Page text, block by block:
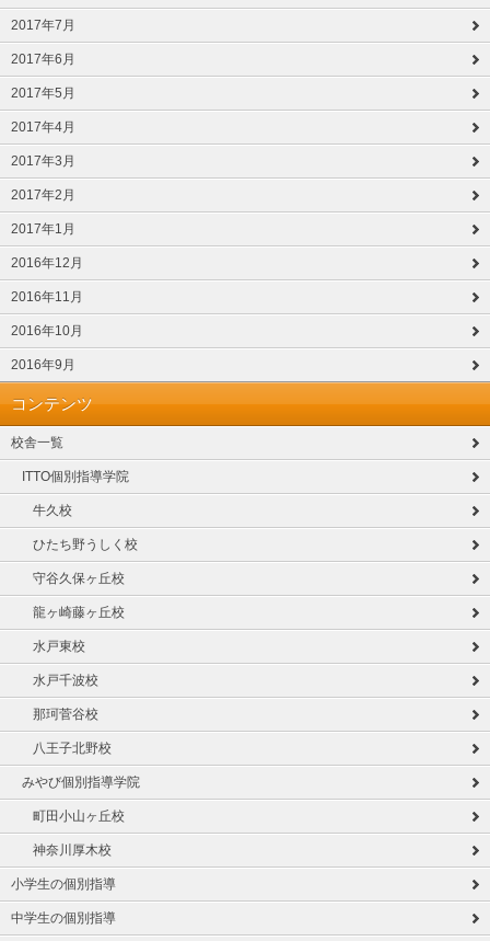
2017年7月
2017年6月
2017年5月
2017年4月
2017年3月
2017年2月
2017年1月
2016年12月
2016年11月
2016年10月
2016年9月
コンテンツ
校舎一覧
ITTO個別指導学院
牛久校
ひたち野うしく校
守谷久保ヶ丘校
龍ヶ崎藤ヶ丘校
水戸東校
水戸千波校
那珂菅谷校
八王子北野校
みやび個別指導学院
町田小山ヶ丘校
神奈川厚木校
小学生の個別指導
中学生の個別指導